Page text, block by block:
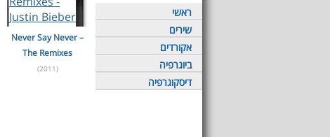
ראשי
שירים
אקורדים
ביוגרפיה
דיסקוגרפיה
Never Say Never –
The Remixes
(2011)